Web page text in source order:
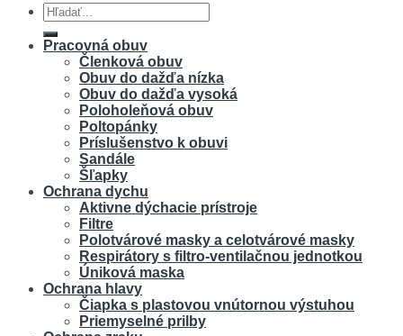
Hľadať:
Pracovná obuv
Členková obuv
Obuv do dažďa nízka
Obuv do dažďa vysoká
Poloholeňová obuv
Poltopánky
Príslušenstvo k obuvi
Sandále
Šľapky
Ochrana dychu
Aktivne dýchacie prístroje
Filtre
Polotvárové masky a celotvárové masky
Respirátory s filtro-ventilačnou jednotkou
Úniková maska
Ochrana hlavy
Čiapka s plastovou vnútornou výstuhou
Priemyselné prilby